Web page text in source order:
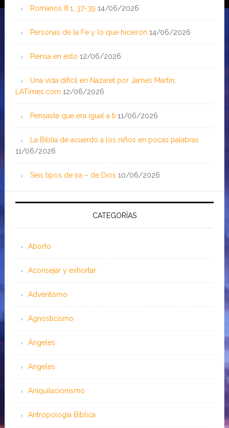
Romanos 8:1, 37-39 14/06/2026
Personas de la Fe y lo que hicieron 14/06/2026
Piensa en esto 12/06/2026
Una vida difícil en Nazaret por James Martin;
LATimes.com 12/06/2026
Pensaste que era igual a ti 11/06/2026
La Biblia de acuerdo a los niños en pocas palabras
11/06/2026
Seis tipos de ira – de Dios 10/06/2026
CATEGORÍAS
Aborto
Aconsejar y exhortar
Adventismo
Agnosticismo
Ángeles
Angeles
Aniquilacionismo
Antropología Bíblica